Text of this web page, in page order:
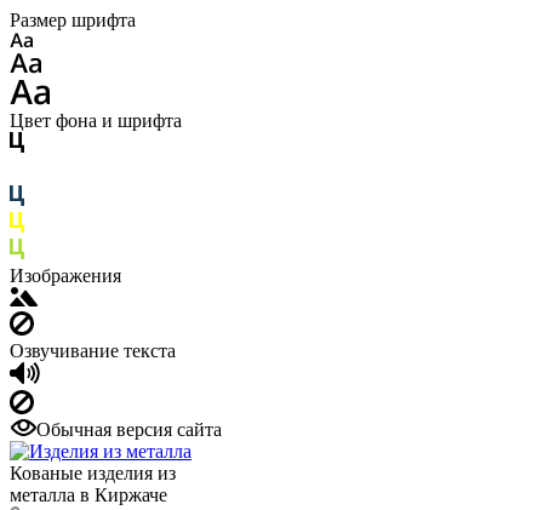
Размер шрифта
Цвет фона и шрифта
Изображения
Озвучивание текста
Обычная версия сайта
Кованые изделия из
металла в Киржаче